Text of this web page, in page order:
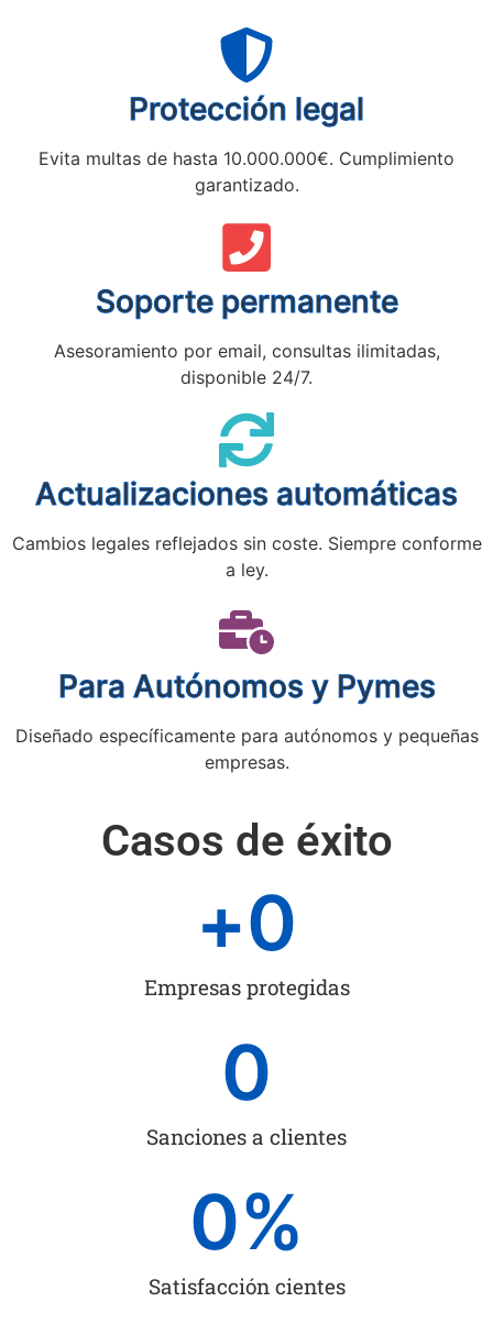
Protección legal
Evita multas de hasta 10.000.000€. Cumplimiento
garantizado.
Soporte permanente
Asesoramiento por email, consultas ilimitadas,
disponible 24/7.
Actualizaciones automáticas
Cambios legales reflejados sin coste. Siempre conforme
a ley.
Para Autónomos y Pymes
Diseñado específicamente para autónomos y pequeñas
empresas.
Casos de éxito
Empresas protegidas
+0
Sanciones a clientes
0
Satisfacción cientes
0%